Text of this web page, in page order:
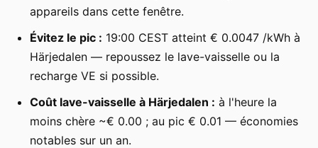
appareils dans cette fenêtre.
Évitez le pic : 19:00 CEST atteint € 0.0047 /kWh à
Härjedalen — repoussez le lave-vaisselle ou la
recharge VE si possible.
Coût lave-vaisselle à Härjedalen : à l'heure la
moins chère ~€ 0.00 ; au pic € 0.01 — économies
notables sur un an.